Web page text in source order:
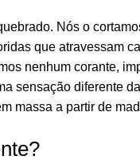
Nós o
que atravessam
nenhum corante,
sensação diferente
massa a partir de